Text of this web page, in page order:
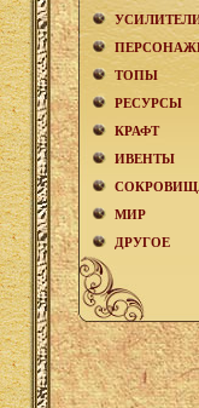
ТОПЫ
РЕСУРСЫ
КРАФТ
ИВЕНТЫ
МИР
ДРУГОЕ